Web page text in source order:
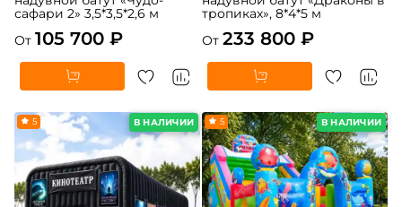
сафари 2» 3,5*3,5*2,6 м
От 105 700 ₽
тропиках», 8*4*5 м
От 233 800 ₽
В НАЛИЧИИ
5 В НАЛИЧИИ
5